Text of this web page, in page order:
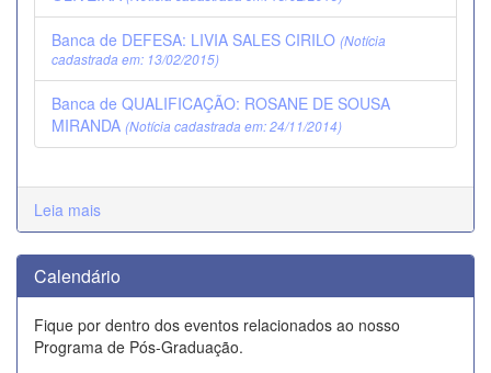
Banca de DEFESA: LIVIA SALES CIRILO (Notícia
cadastrada em: 13/02/2015)
Banca de QUALIFICAÇÃO: ROSANE DE SOUSA
MIRANDA (Notícia cadastrada em: 24/11/2014)
Leia mais
Calendário
Fique por dentro dos eventos relacionados ao nosso
Programa de Pós-Graduação.